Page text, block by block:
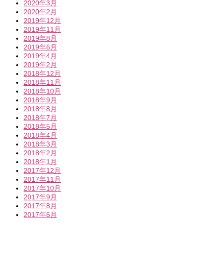
2020年3月
2020年2月
2019年12月
2019年11月
2019年8月
2019年6月
2019年4月
2019年2月
2018年12月
2018年11月
2018年10月
2018年9月
2018年8月
2018年7月
2018年5月
2018年4月
2018年3月
2018年2月
2018年1月
2017年12月
2017年11月
2017年10月
2017年9月
2017年8月
2017年6月